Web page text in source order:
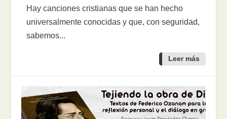
Hay canciones cristianas que se han hecho
universalmente conocidas y que, con seguridad,
sabemos...
Leer más